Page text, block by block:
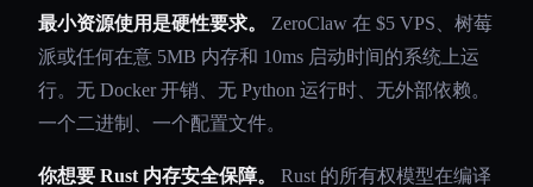
最小资源使用是硬性要求。
ZeroClaw 在 $5 VPS、树莓
派或任何在意 5MB 内存和 10ms 启动时间的系统上运
行。无 Docker 开销、无 Python 运行时、无外部依赖。
一个二进制、一个配置文件。
你想要 Rust 内存安全保障。
Rust 的所有权模型在编译